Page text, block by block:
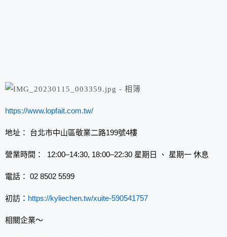
https://www.lopfait.com.tw/
地址： 台北市中山區敬業二路199號4樓
營業時間： 12:00–14:30, 18:00–22:30 星期日 、 星期一 休息
電話： 02 8502 5599
初訪： https://kyliechen.tw/xuite-590541757
相關企業～